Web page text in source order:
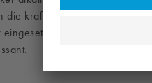
die kraftvolle Wirkformel kann
werden. Sein